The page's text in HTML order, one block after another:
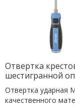
Отвертка
шестигранной
Отвертка ударная
качественного